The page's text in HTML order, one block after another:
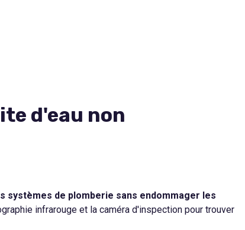
d'eau non
de plomberie sans endommager les
infrarouge et la caméra d'inspection pour trouver